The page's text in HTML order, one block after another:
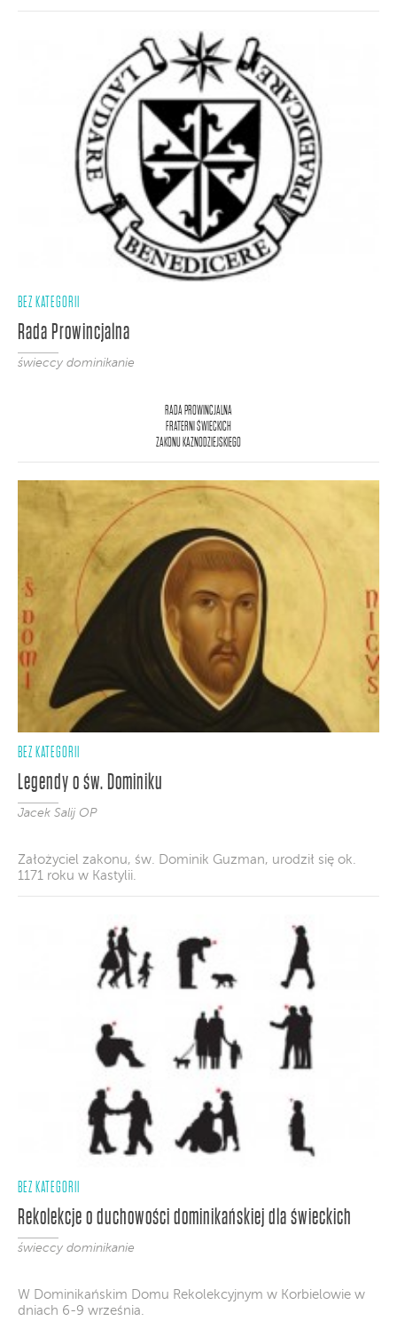
BEZ KATEGORII
Rada Prowincjalna
świeccy dominikanie
RADA PROWINCJALNA
FRATERNI ŚWIECKICH
ZAKONU KAZNODZIEJSKIEGO
BEZ KATEGORII
Legendy o św. Dominiku
Jacek Salij OP
Założyciel zakonu, św. Dominik Guzman, urodził się ok.
1171 roku w Kastylii.
BEZ KATEGORII
Rekolekcje o duchowości dominikańskiej dla świeckich
świeccy dominikanie
W Dominikańskim Domu Rekolekcyjnym w Korbielowie w
dniach 6-9 września.